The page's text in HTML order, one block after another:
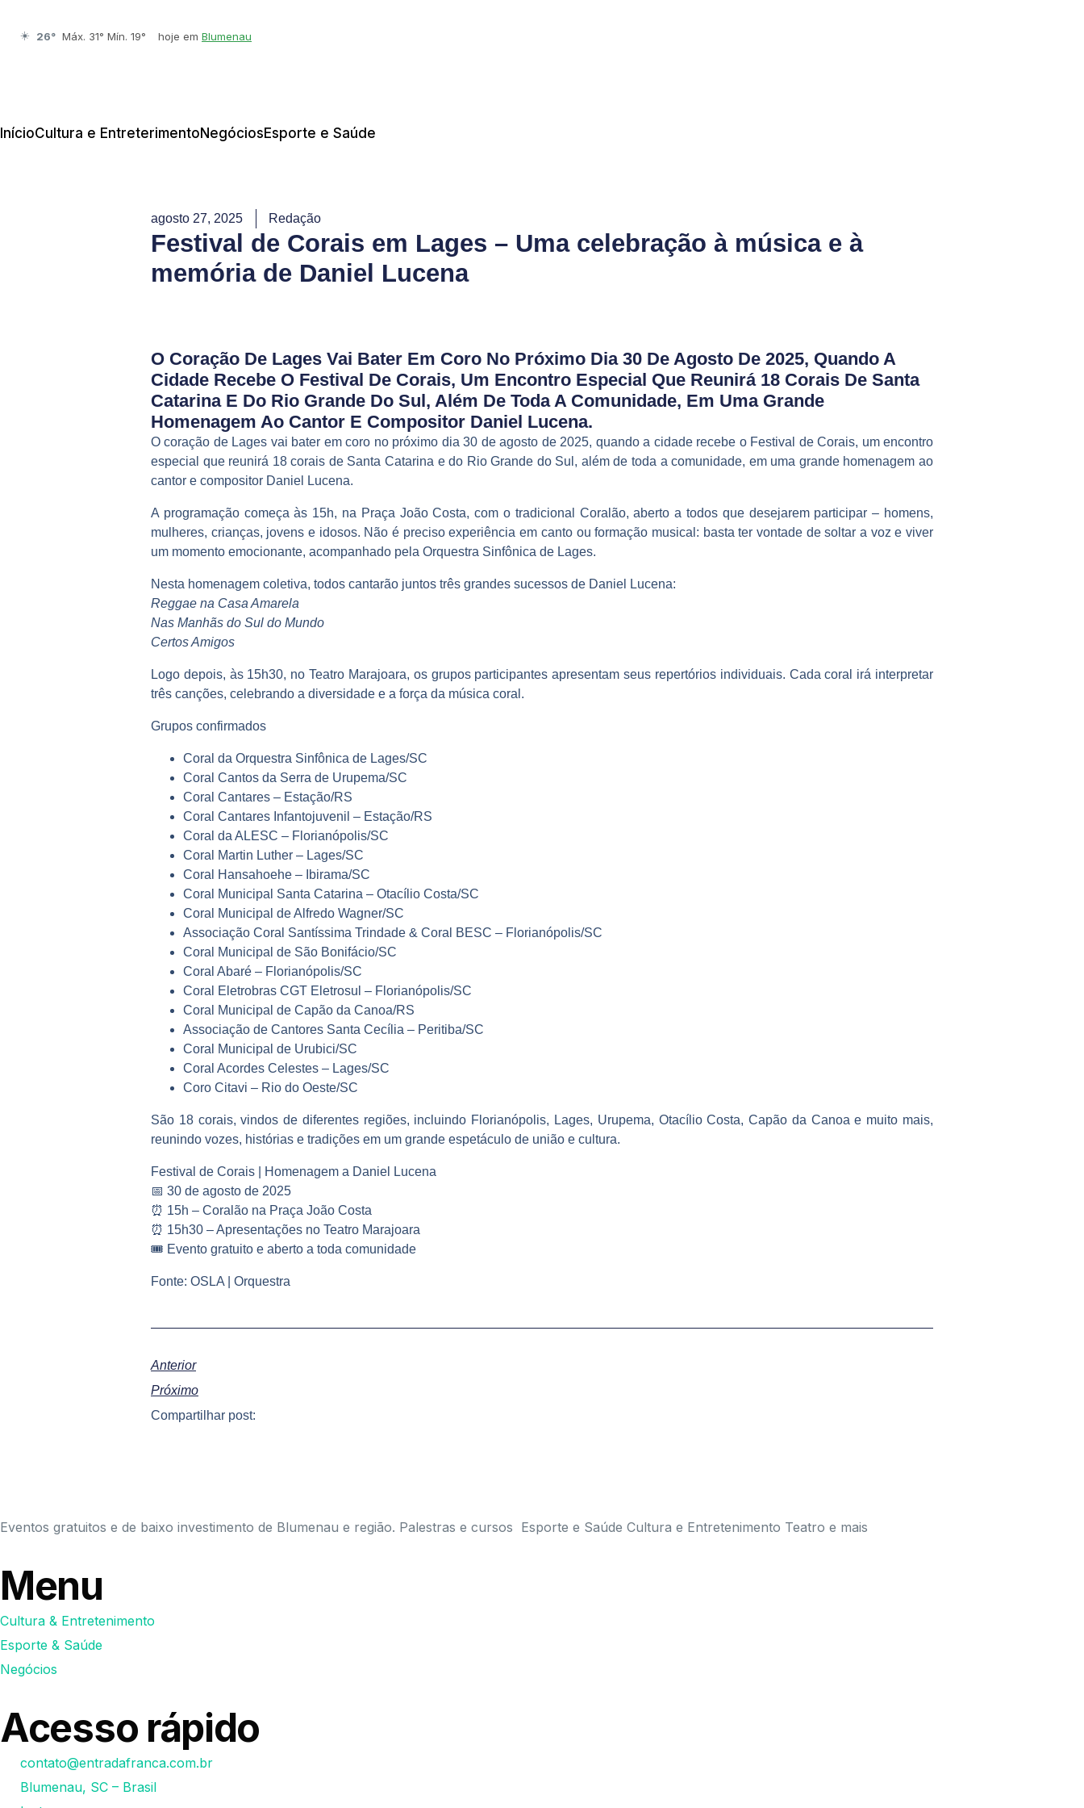
☀️ 26° Máx. 31° Mín. 19° hoje em Blumenau
InícioCultura e EntreterimentoNegóciosEsporte e Saúde
agosto 27, 2025 Redação
Festival de Corais em Lages – Uma celebração à música e à
memória de Daniel Lucena
O Coração De Lages Vai Bater Em Coro No Próximo Dia 30 De Agosto De 2025, Quando A
Cidade Recebe O Festival De Corais, Um Encontro Especial Que Reunirá 18 Corais De Santa
Catarina E Do Rio Grande Do Sul, Além De Toda A Comunidade, Em Uma Grande
Homenagem Ao Cantor E Compositor Daniel Lucena.
O coração de Lages vai bater em coro no próximo dia 30 de agosto de 2025, quando a cidade recebe o Festival de Corais, um encontro
especial que reunirá 18 corais de Santa Catarina e do Rio Grande do Sul, além de toda a comunidade, em uma grande homenagem ao
cantor e compositor Daniel Lucena.
A programação começa às 15h, na Praça João Costa, com o tradicional Coralão, aberto a todos que desejarem participar – homens,
mulheres, crianças, jovens e idosos. Não é preciso experiência em canto ou formação musical: basta ter vontade de soltar a voz e viver
um momento emocionante, acompanhado pela Orquestra Sinfônica de Lages.
Nesta homenagem coletiva, todos cantarão juntos três grandes sucessos de Daniel Lucena:
Reggae na Casa Amarela
Nas Manhãs do Sul do Mundo
Certos Amigos
Logo depois, às 15h30, no Teatro Marajoara, os grupos participantes apresentam seus repertórios individuais. Cada coral irá interpretar
três canções, celebrando a diversidade e a força da música coral.
Grupos confirmados
Coral da Orquestra Sinfônica de Lages/SC
Coral Cantos da Serra de Urupema/SC
Coral Cantares – Estação/RS
Coral Cantares Infantojuvenil – Estação/RS
Coral da ALESC – Florianópolis/SC
Coral Martin Luther – Lages/SC
Coral Hansahoehe – Ibirama/SC
Coral Municipal Santa Catarina – Otacílio Costa/SC
Coral Municipal de Alfredo Wagner/SC
Associação Coral Santíssima Trindade & Coral BESC – Florianópolis/SC
Coral Municipal de São Bonifácio/SC
Coral Abaré – Florianópolis/SC
Coral Eletrobras CGT Eletrosul – Florianópolis/SC
Coral Municipal de Capão da Canoa/RS
Associação de Cantores Santa Cecília – Peritiba/SC
Coral Municipal de Urubici/SC
Coral Acordes Celestes – Lages/SC
Coro Citavi – Rio do Oeste/SC
São 18 corais, vindos de diferentes regiões, incluindo Florianópolis, Lages, Urupema, Otacílio Costa, Capão da Canoa e muito mais,
reunindo vozes, histórias e tradições em um grande espetáculo de união e cultura.
Festival de Corais | Homenagem a Daniel Lucena
📅 30 de agosto de 2025
⏰ 15h – Coralão na Praça João Costa
⏰ 15h30 – Apresentações no Teatro Marajoara
🎟️ Evento gratuito e aberto a toda comunidade
Fonte: OSLA | Orquestra
Anterior
Próximo
Compartilhar post:
Eventos gratuitos e de baixo investimento de Blumenau e região. Palestras e cursos Esporte e Saúde Cultura e Entretenimento Teatro e mais
Menu
Cultura & Entretenimento
Esporte & Saúde
Negócios
Acesso rápido
contato@entradafranca.com.br
Blumenau, SC – Brasil